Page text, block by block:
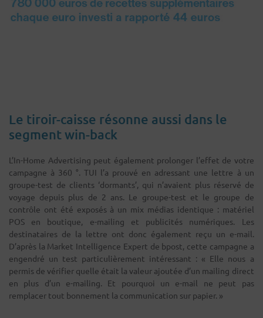
Le tiroir-caisse résonne aussi dans le
segment win-back
L’In-Home Advertising peut également prolonger l’effet de votre
campagne à 360 °. TUI l’a prouvé en adressant une lettre à un
groupe-test de clients ‘dormants’, qui n’avaient plus réservé de
voyage depuis plus de 2 ans. Le groupe-test et le groupe de
contrôle ont été exposés à un mix médias identique : matériel
POS en boutique, e-mailing et publicités numériques. Les
destinataires de la lettre ont donc également reçu un e-mail.
D’après la Market Intelligence Expert de bpost, cette campagne a
engendré un test particulièrement intéressant : « Elle nous a
permis de vérifier quelle était la valeur ajoutée d’un mailing direct
en plus d’un e-mailing. Et pourquoi un e-mail ne peut pas
remplacer tout bonnement la communication sur papier. »